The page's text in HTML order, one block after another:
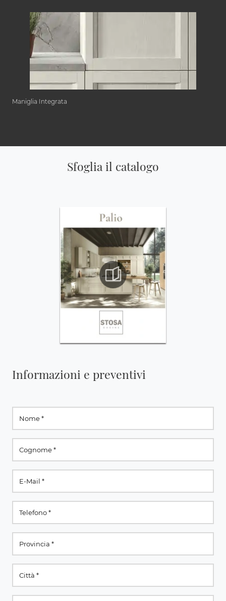
Maniglia Integrata
Sfoglia il catalogo
Informazioni e preventivi